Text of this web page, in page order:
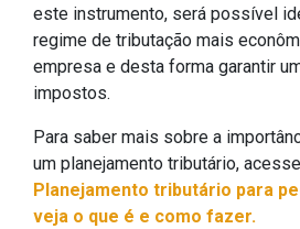
este instrumento, será possível
regime de tributação mais
empresa e desta forma garantir
impostos.
Para saber mais sobre a
um planejamento tributário,
Planejamento tributário para
veja o que é e como fazer.